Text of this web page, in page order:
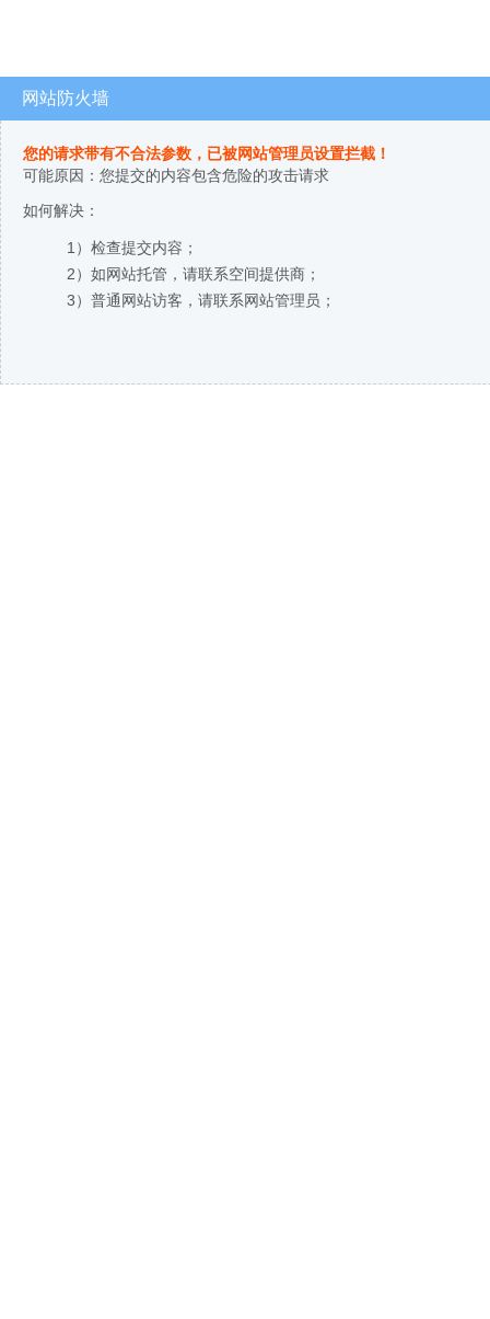
网站防火墙
您的请求带有不合法参数，已被网站管理员设置拦截！
可能原因：您提交的内容包含危险的攻击请求
如何解决：
1）检查提交内容；
2）如网站托管，请联系空间提供商；
3）普通网站访客，请联系网站管理员；